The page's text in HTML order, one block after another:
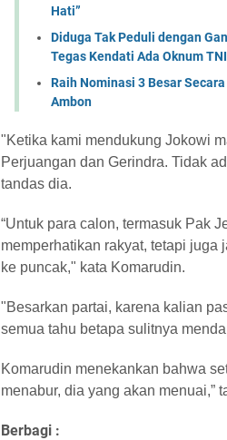
Hati” ‎
Diduga Tak Peduli dengan
Tegas Kendati Ada Oknum
Raih Nominasi 3 Besar
Ambon
"Ketika kami mendukung Jokowi
Perjuangan dan Gerindra. Tidak
tandas dia.
“Untuk para calon, termasuk Pak
memperhatikan rakyat, tetapi
ke puncak," kata Komarudin.
"Besarkan partai, karena kalian
semua tahu betapa sulitnya
Komarudin menekankan bahwa
menabur, dia yang akan menuai,”
Berbagi :